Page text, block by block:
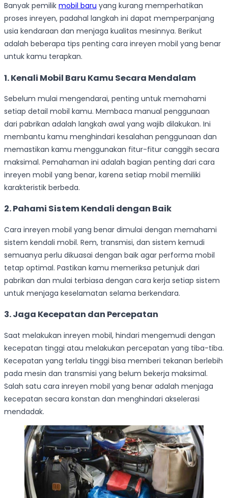
Banyak pemilik mobil baru yang kurang memperhatikan
proses inreyen, padahal langkah ini dapat memperpanjang
usia kendaraan dan menjaga kualitas mesinnya. Berikut
adalah beberapa tips penting cara inreyen mobil yang benar
untuk kamu terapkan.
1. Kenali Mobil Baru Kamu Secara Mendalam
Sebelum mulai mengendarai, penting untuk memahami
setiap detail mobil kamu. Membaca manual penggunaan
dari pabrikan adalah langkah awal yang wajib dilakukan. Ini
membantu kamu menghindari kesalahan penggunaan dan
memastikan kamu menggunakan fitur-fitur canggih secara
maksimal. Pemahaman ini adalah bagian penting dari cara
inreyen mobil yang benar, karena setiap mobil memiliki
karakteristik berbeda.
2. Pahami Sistem Kendali dengan Baik
Cara inreyen mobil yang benar dimulai dengan memahami
sistem kendali mobil. Rem, transmisi, dan sistem kemudi
semuanya perlu dikuasai dengan baik agar performa mobil
tetap optimal. Pastikan kamu memeriksa petunjuk dari
pabrikan dan mulai terbiasa dengan cara kerja setiap sistem
untuk menjaga keselamatan selama berkendara.
3. Jaga Kecepatan dan Percepatan
Saat melakukan inreyen mobil, hindari mengemudi dengan
kecepatan tinggi atau melakukan percepatan yang tiba-tiba.
Kecepatan yang terlalu tinggi bisa memberi tekanan berlebih
pada mesin dan transmisi yang belum bekerja maksimal.
Salah satu cara inreyen mobil yang benar adalah menjaga
kecepatan secara konstan dan menghindari akselerasi
mendadak.